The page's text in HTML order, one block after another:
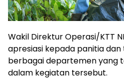
Wakil Direktur Operasi/KTT
apresiasi kepada panitia
berbagai departemen yang
dalam kegiatan tersebut.